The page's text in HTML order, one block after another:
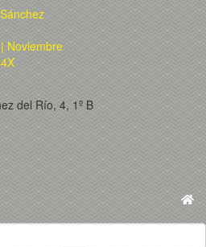
Noviembre
del Río, 4, 1º B